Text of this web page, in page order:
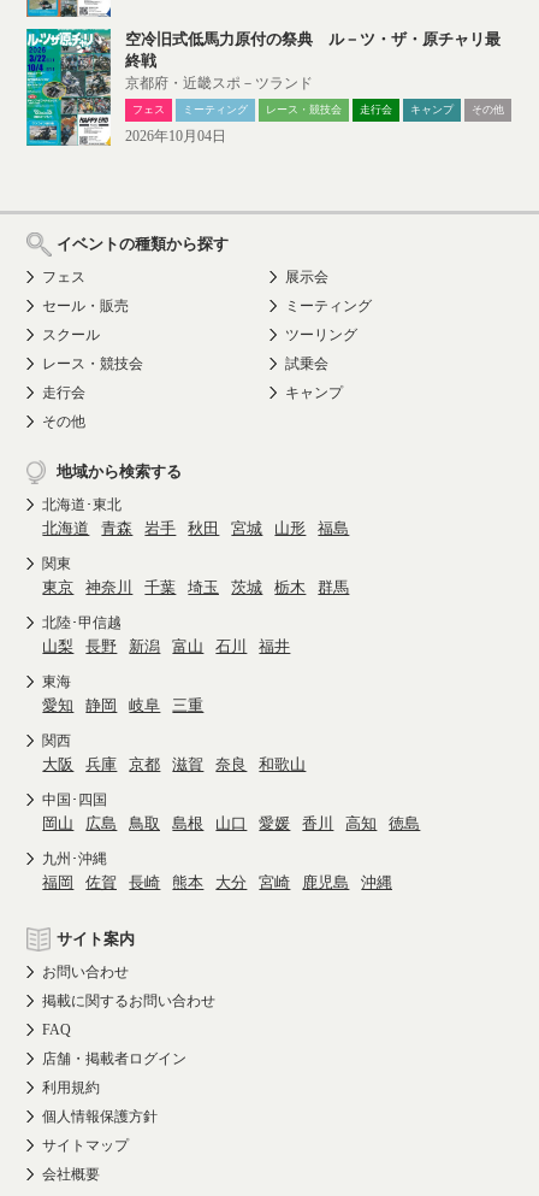
空冷旧式低馬力原付の祭典 ル－ツ・ザ・原チャリ最
終戦
京都府・近畿スポ－ツランド
フェス ミーティング レース・競技会 走行会 キャンプ その他
2026年10月04日
イベントの種類から探す
フェス
展示会
セール・販売
ミーティング
スクール
ツーリング
レース・競技会
試乗会
走行会
キャンプ
その他
地域から検索する
北海道･東北
北海道 青森 岩手 秋田 宮城 山形 福島
関東
東京 神奈川 千葉 埼玉 茨城 栃木 群馬
北陸･甲信越
山梨 長野 新潟 富山 石川 福井
東海
愛知 静岡 岐阜 三重
関西
大阪 兵庫 京都 滋賀 奈良 和歌山
中国･四国
岡山 広島 鳥取 島根 山口 愛媛 香川 高知 徳島
九州･沖縄
福岡 佐賀 長崎 熊本 大分 宮崎 鹿児島 沖縄
サイト案内
お問い合わせ
掲載に関するお問い合わせ
FAQ
店舗・掲載者ログイン
利用規約
個人情報保護方針
サイトマップ
会社概要